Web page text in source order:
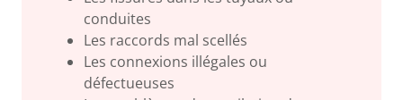
conduites
Les raccords mal scellés
Les connexions illégales ou
défectueuses